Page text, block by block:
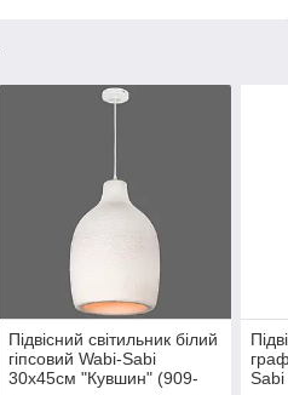
Підвісний світильник білий
гіпсовий Wabi-Sabi
30х45см "Кувшин" (909-